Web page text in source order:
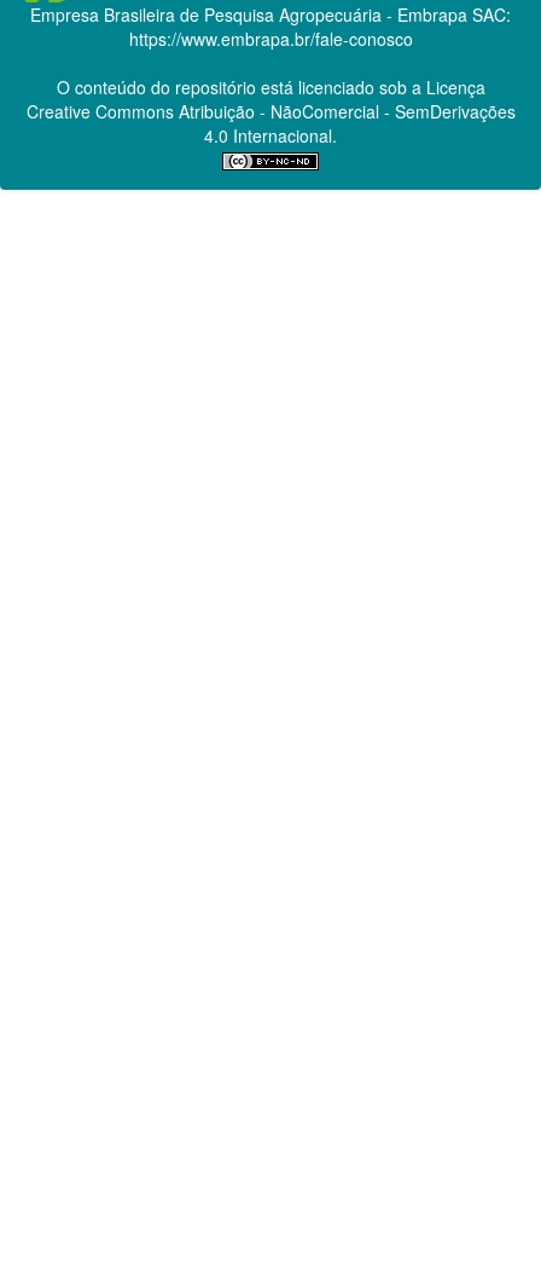
Empresa Brasileira de Pesquisa Agropecuária - Embrapa SAC:
https://www.embrapa.br/fale-conosco
O conteúdo do repositório está licenciado sob a Licença
Creative CommonsAtribuição - NãoComercial - SemDerivações
4.0 Internacional.